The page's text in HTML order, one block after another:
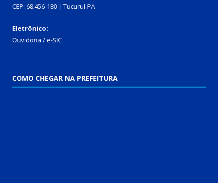
CEP: 68.456-180 | Tucuruí-PA
Eletrônico:
Ouvidoria /e-SIC
COMO CHEGAR NA PREFEITURA